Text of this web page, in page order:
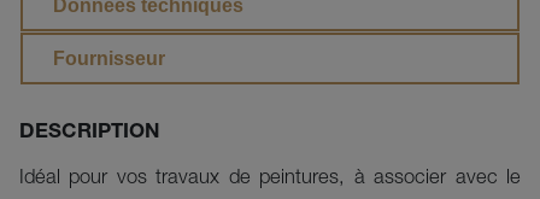
Données techniques
Fournisseur
DESCRIPTION
Idéal pour vos travaux de peintures, à associer avec le